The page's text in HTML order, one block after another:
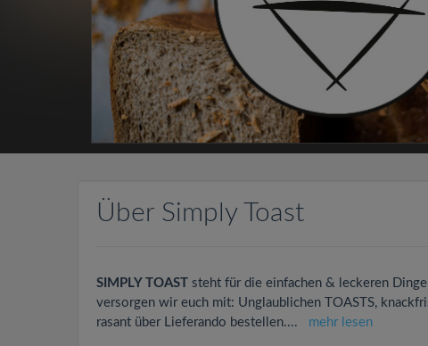
Über Simply Toast
SIMPLY TOAST steht für die einfachen & leckeren
versorgen wir euch mit: Unglaublichen TOASTS,
rasant über Lieferando bestellen.... mehr lesen